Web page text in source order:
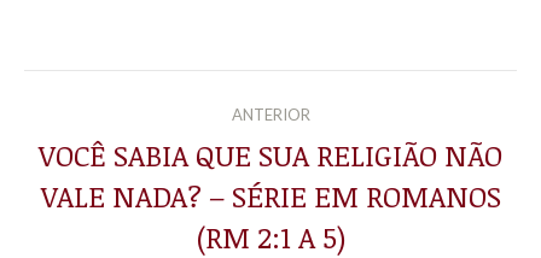
NAVEGAÇÃO
DE
POST:
ANTERIOR
Post
anterior:
VOCÊ SABIA QUE SUA RELIGIÃO NÃO
VALE NADA? – SÉRIE EM ROMANOS
(RM 2:1 A 5)